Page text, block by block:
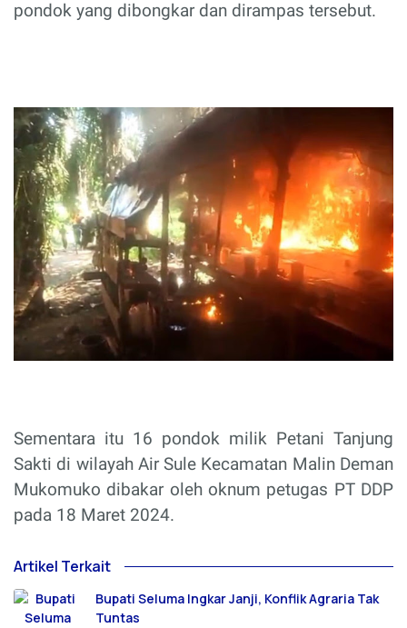
pondok yang dibongkar dan dirampas tersebut.
Sementara itu 16 pondok milik Petani Tanjung
Sakti di wilayah Air Sule Kecamatan Malin Deman
Mukomuko dibakar oleh oknum petugas PT DDP
pada 18 Maret 2024.
Artikel Terkait
Bupati Seluma Ingkar Janji, Konflik Agraria Tak
Tuntas